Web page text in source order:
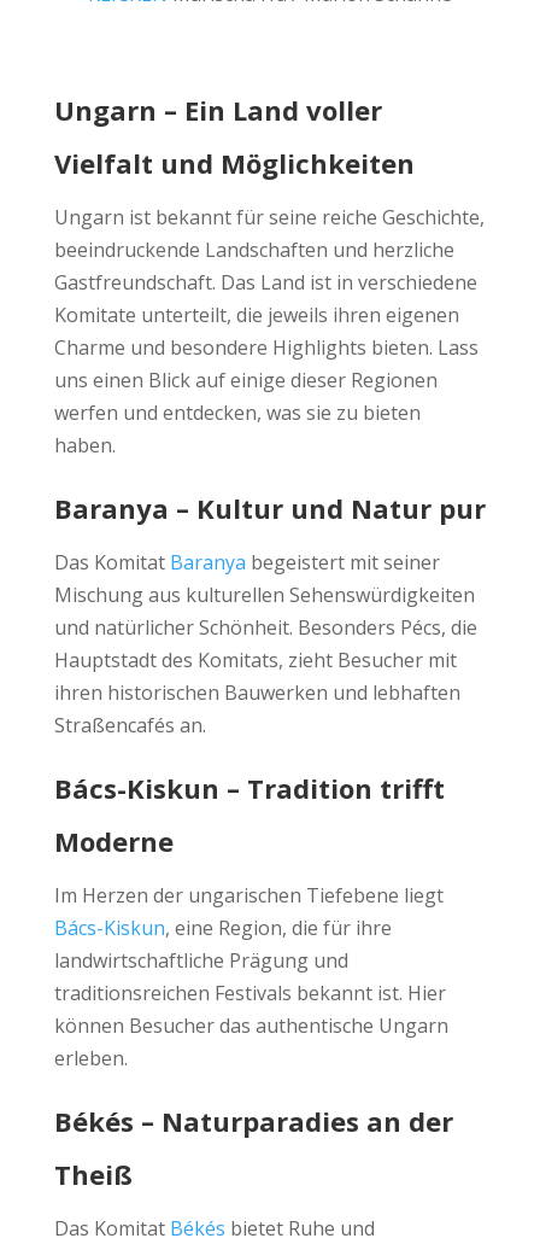
Ungarn – Ein Land voller
Vielfalt und Möglichkeiten
Ungarn ist bekannt für seine reiche Geschichte,
beeindruckende Landschaften und herzliche
Gastfreundschaft. Das Land ist in verschiedene
Komitate unterteilt, die jeweils ihren eigenen
Charme und besondere Highlights bieten. Lass
uns einen Blick auf einige dieser Regionen
werfen und entdecken, was sie zu bieten
haben.
Baranya – Kultur und Natur pur
Das Komitat Baranya begeistert mit seiner
Mischung aus kulturellen Sehenswürdigkeiten
und natürlicher Schönheit. Besonders Pécs, die
Hauptstadt des Komitats, zieht Besucher mit
ihren historischen Bauwerken und lebhaften
Straßencafés an.
Bács-Kiskun – Tradition trifft
Moderne
Im Herzen der ungarischen Tiefebene liegt
Bács-Kiskun, eine Region, die für ihre
landwirtschaftliche Prägung und
traditionsreichen Festivals bekannt ist. Hier
können Besucher das authentische Ungarn
erleben.
Békés – Naturparadies an der
Theiß
Das Komitat Békés bietet Ruhe und